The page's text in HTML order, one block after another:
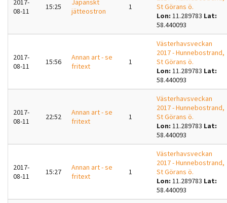
2017-
08-11
15:25
Japanskt
jätteostron
1
St Görans ö.
Lon: 11.289783 Lat:
58.440093
2017-
08-11
15:56
Annan art - se
fritext
1
Västerhavsveckan
2017 - Hunnebostrand,
St Görans ö.
Lon: 11.289783 Lat:
58.440093
2017-
08-11
22:52
Annan art - se
fritext
1
Västerhavsveckan
2017 - Hunnebostrand,
St Görans ö.
Lon: 11.289783 Lat:
58.440093
2017-
08-11
15:27
Annan art - se
fritext
1
Västerhavsveckan
2017 - Hunnebostrand,
St Görans ö.
Lon: 11.289783 Lat:
58.440093